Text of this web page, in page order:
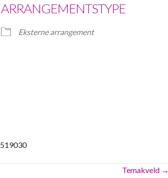
ARRANGEMENTSTYPE
Eksterne arrangement
Temakveld →